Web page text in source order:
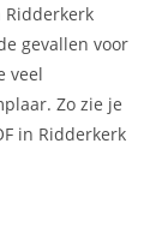
Ridderkerk
gevallen voor
veel
Zo zie je
in Ridderkerk